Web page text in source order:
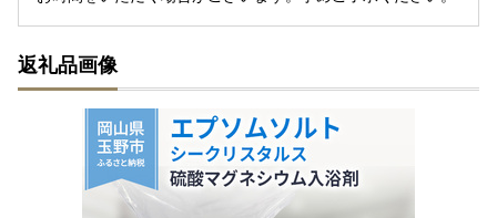
返礼品画像